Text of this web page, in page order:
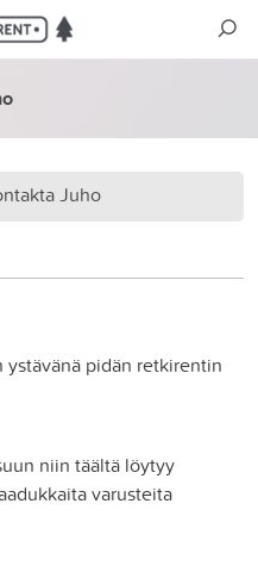
Juho
pidän retkirentin
niin täältä löytyy
varusteita